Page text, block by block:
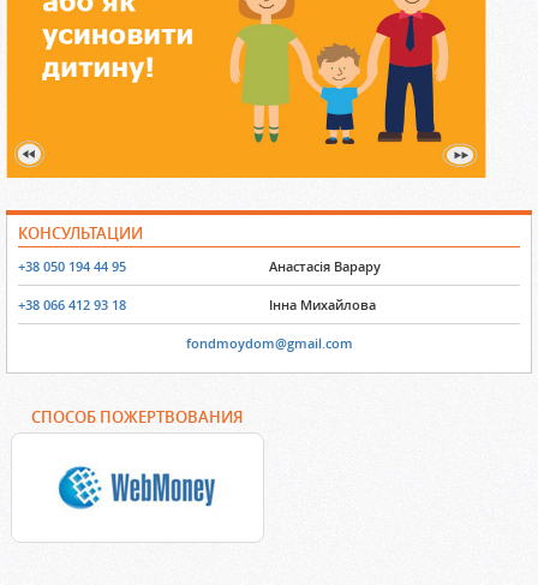
КОНСУЛЬТАЦИИ
+38 050 194 44 95 Анастасія Варару
+38 066 412 93 18 Інна Михайлова
fondmoydom@gmail.com
СПОСОБ ПОЖЕРТВОВАНИЯ